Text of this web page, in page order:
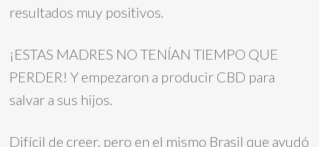
resultados muy positivos.
¡ESTAS MADRES NO TENÍAN TIEMPO QUE
PERDER! Y empezaron a producir CBD para
salvar a sus hijos.
Difícil de creer, pero en el mismo Brasil que ayudó